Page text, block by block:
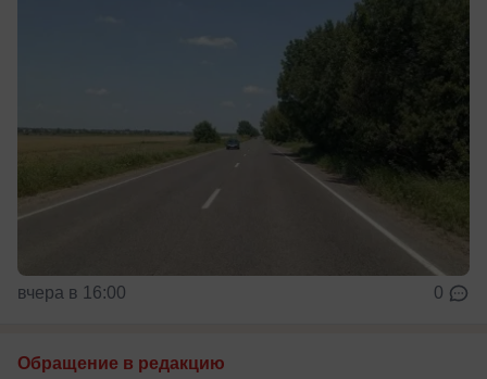
вчера в 16:00 0
Обращение в редакцию